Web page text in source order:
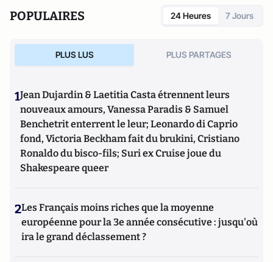
POPULAIRES 24 Heures 7 Jours
PLUS LUS PLUS PARTAGES
1Jean Dujardin & Laetitia Casta étrennent leurs
nouveaux amours, Vanessa Paradis & Samuel
Benchetrit enterrent le leur; Leonardo di Caprio
fond, Victoria Beckham fait du brukini, Cristiano
Ronaldo du bisco-fils; Suri ex Cruise joue du
Shakespeare queer
2Les Français moins riches que la moyenne
européenne pour la 3e année consécutive : jusqu'où
ira le grand déclassement ?